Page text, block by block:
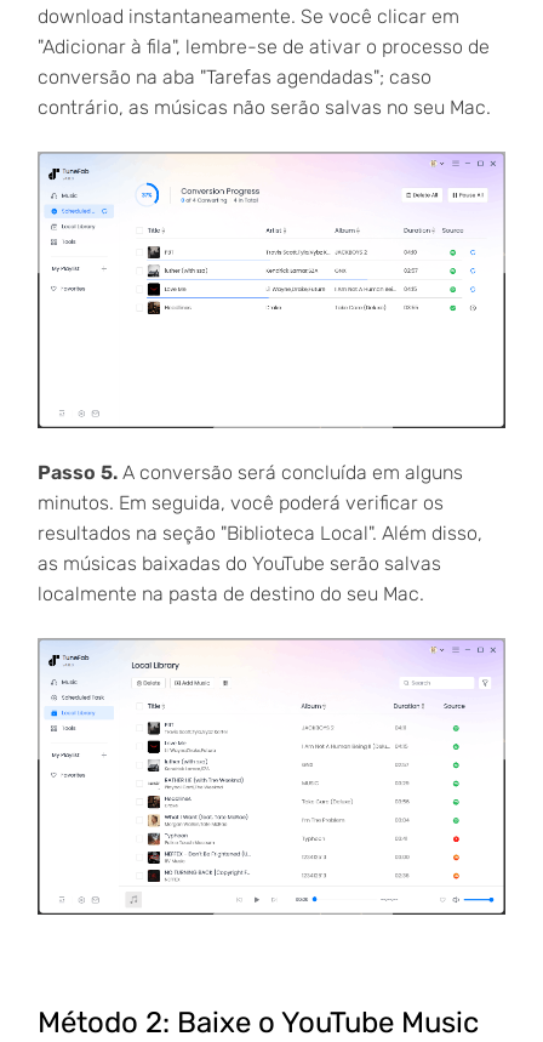
download instantaneamente. Se você clicar em
"Adicionar à fila", lembre-se de ativar o processo de
conversão na aba "Tarefas agendadas"; caso
contrário, as músicas não serão salvas no seu Mac.
Passo 5.A conversão será concluída em alguns
minutos. Em seguida, você poderá verificar os
resultados na seção "Biblioteca Local". Além disso,
as músicas baixadas do YouTube serão salvas
localmente na pasta de destino do seu Mac.
Método 2: Baixe o YouTube Music